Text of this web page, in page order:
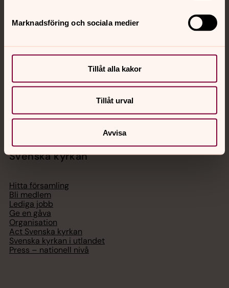
Marknadsföring och sociala medier
Tillåt alla kakor
Tillåt urval
Avvisa
Jourhavande präst
Chatt
Svenska kyrkan
Hitta församling
Bli medlem
Lediga jobb
Ge en gåva
Organisation
Act Svenska kyrkan
Svenska kyrkan i utlandet
Press – nationell nivå